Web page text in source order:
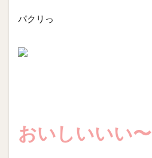
パクリっ
おいしいいい〜